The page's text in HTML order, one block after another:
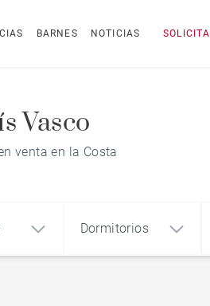
BARNES NOTICIAS
Vasco
venta en la Costa
Dormitorios